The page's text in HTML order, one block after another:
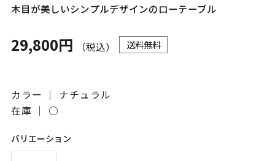
木目が美しいシンプルデザインのローテーブル
29,800円 （税込） 送料無料
カラー ｜ ナチュラル
在庫 ｜ ○
バリエーション